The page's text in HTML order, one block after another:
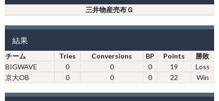
三井物産売布Ｇ
結果
チーム Tries Conversions BP Points
勝敗
BIGWAVE
0 0 0 19
Loss
京大OB
0 0 0 22 Win